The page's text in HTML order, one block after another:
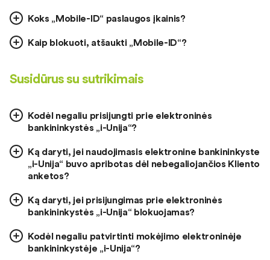
Koks „Mobile-ID“ paslaugos įkainis?
Kaip blokuoti, atšaukti „Mobile-ID“?
Susidūrus su sutrikimais
Kodėl negaliu prisijungti prie elektroninės
bankininkystės „i-Unija“?
Ką daryti, jei naudojimasis elektronine bankininkyste
„i-Unija“ buvo apribotas dėl nebegaliojančios Kliento
anketos?
Ką daryti, jei prisijungimas prie elektroninės
bankininkystės „i-Unija“ blokuojamas?
Kodėl negaliu patvirtinti mokėjimo elektroninėje
bankininkystėje „i-Unija“?